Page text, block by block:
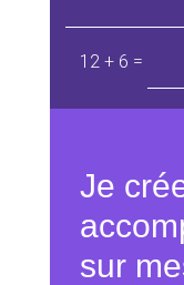
12 + 6 =
Je
sur